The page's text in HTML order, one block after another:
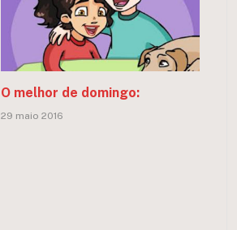
O melhor de domingo:
29 maio 2016